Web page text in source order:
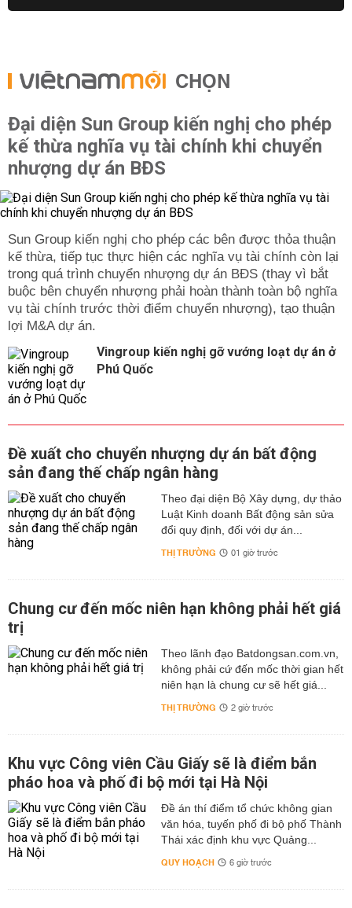
CHỌN
Đại diện Sun Group kiến nghị cho phép
kế thừa nghĩa vụ tài chính khi chuyển
nhượng dự án BĐS
Sun Group kiến nghị cho phép các bên được thỏa thuận
kế thừa, tiếp tục thực hiện các nghĩa vụ tài chính còn lại
trong quá trình chuyển nhượng dự án BĐS (thay vì bắt
buộc bên chuyển nhượng phải hoàn thành toàn bộ nghĩa
vụ tài chính trước thời điểm chuyển nhượng), tạo thuận
lợi M&A dự án.
Vingroup kiến nghị gỡ vướng loạt dự án ở
Phú Quốc
Đề xuất cho chuyển nhượng dự án bất động
sản đang thế chấp ngân hàng
Theo đại diện Bộ Xây dựng, dự thảo
Luật Kinh doanh Bất động sản sửa
đổi quy định, đối với dự án...
THỊ TRƯỜNG 01 giờ trước
Chung cư đến mốc niên hạn không phải hết giá
trị
Theo lãnh đạo Batdongsan.com.vn,
không phải cứ đến mốc thời gian hết
niên hạn là chung cư sẽ hết giá...
THỊ TRƯỜNG 2 giờ trước
Khu vực Công viên Cầu Giấy sẽ là điểm bắn
pháo hoa và phố đi bộ mới tại Hà Nội
Đề án thí điểm tổ chức không gian
văn hóa, tuyến phố đi bộ phố Thành
Thái xác định khu vực Quảng...
QUY HOẠCH 6 giờ trước